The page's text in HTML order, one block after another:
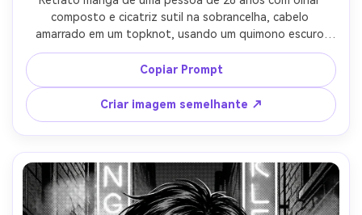
composto e cicatriz sutil na sobrancelha, cabelo
amarrado em um topknot, usando um quimono escuro
com haori padrão, fundo tradicional de corredor de
madeira, luz quente no final da tarde, contornos de tinta
forte, screentone texturizado para dobras de tecido,
sotaques de cor contidos, molduras de cabeça e ombros,
humor estoico, estrutura facial afiada, alto detalhe, sem
texto, lente de 85mm, profundidade de campo rasa-AR
4:5
Copiar Prompt
Criar imagem semelhante ↗